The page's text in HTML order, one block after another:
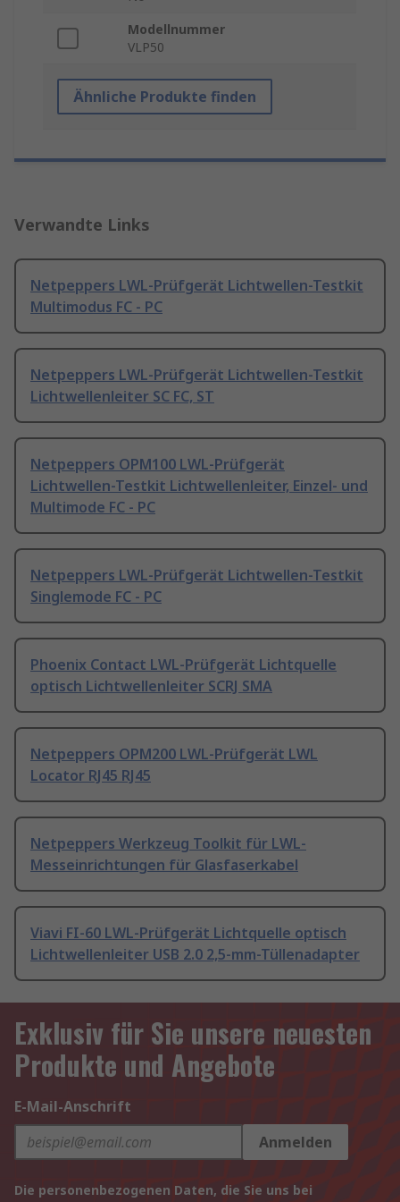
Modellnummer
VLP50
Ähnliche Produkte finden
Verwandte Links
Netpeppers LWL-Prüfgerät Lichtwellen-Testkit
Multimodus FC - PC
Netpeppers LWL-Prüfgerät Lichtwellen-Testkit
Lichtwellenleiter SC FC, ST
Netpeppers OPM100 LWL-Prüfgerät
Lichtwellen-Testkit Lichtwellenleiter, Einzel- und
Multimode FC - PC
Netpeppers LWL-Prüfgerät Lichtwellen-Testkit
Singlemode FC - PC
Phoenix Contact LWL-Prüfgerät Lichtquelle
optisch Lichtwellenleiter SCRJ SMA
Netpeppers OPM200 LWL-Prüfgerät LWL
Locator RJ45 RJ45
Netpeppers Werkzeug Toolkit für LWL-
Messeinrichtungen für Glasfaserkabel
Viavi FI-60 LWL-Prüfgerät Lichtquelle optisch
Lichtwellenleiter USB 2.0 2,5-mm-Tüllenadapter
Exklusiv für Sie unsere neuesten
Produkte und Angebote
E-Mail-Anschrift
Anmelden
Die personenbezogenen Daten, die Sie uns bei